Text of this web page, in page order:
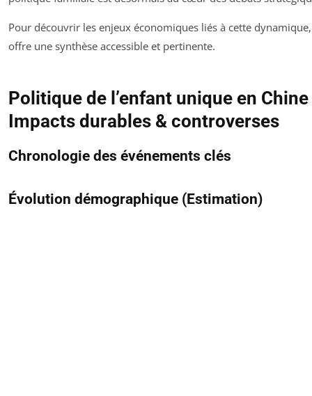
Pour découvrir les enjeux économiques liés à cette
offre une synthèse accessible et pertinente.
Politique de l’enfant unique en
Impacts durables & controverses
Chronologie des événements clés
Évolution démographique (Estimation)